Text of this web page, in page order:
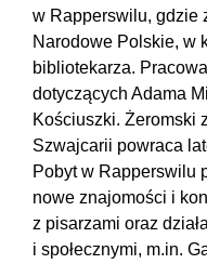
w Rapperswilu, gdzie
Narodowe Polskie, w
bibliotekarza.
dotyczących Adama
Kościuszki. Żeromski
Szwajcarii powraca
Pobyt w Rapperswilu
nowe znajomości i
z pisarzami oraz
i społecznymi, m.in.